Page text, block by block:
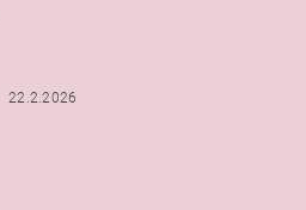
22.2.2026